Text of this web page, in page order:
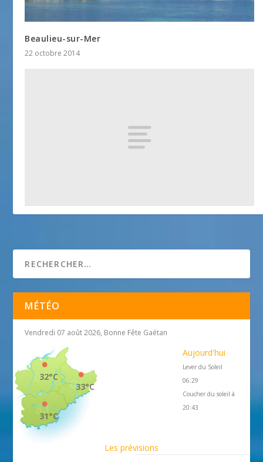
Beaulieu-sur-Mer
22 octobre 2014
MÉTÉO
Vendredi 07 août 2026, Bonne Fête Gaétan
33°C
32°C
31°C
Aujourd'hui
Lever du Soleil
06:29
Coucher du soleil à
20:43
Les prévisions